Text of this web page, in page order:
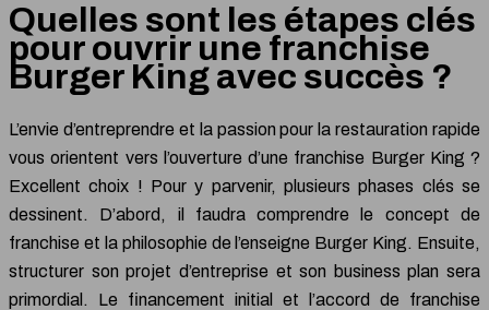
Quelles sont les étapes clés
pour ouvrir une franchise
Burger King avec succès ?
L’envie d’entreprendre et la passion pour la restauration rapide
vous orientent vers l’ouverture d’une franchise Burger King ?
Excellent choix ! Pour y parvenir, plusieurs phases clés se
dessinent. D’abord, il faudra comprendre le concept de
franchise et la philosophie de l’enseigne Burger King. Ensuite,
structurer son projet d’entreprise et son business plan sera
primordial. Le financement initial et l’accord de franchise